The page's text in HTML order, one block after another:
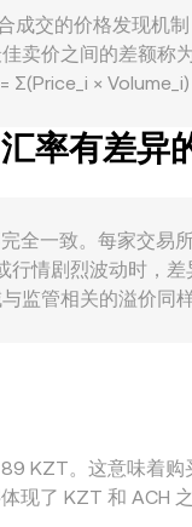
）也可能在短时
成交的价格发现机
卖价之间的差额
Σ(Price_i ×
近似为 y/x；当池
为基准，得出更贴
率有差异
全一致。每家交易
情剧烈波动时，
监管相关的溢价同
KZT。这意味着
现了 KZT 和 ACH